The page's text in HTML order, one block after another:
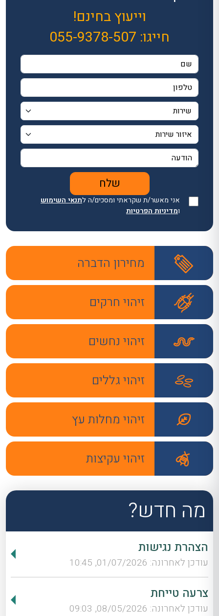
וייעוץ בחינם!
חייגו: 055-9378-507
אני מאשר/ת שקראתי ומסכים/ה לתנאי השימוש
ומדיניות הפרטיות
מחירון הדברה
זיהוי חרקים
זיהוי נחשים
זיהוי גללים
זיהוי מחלות עץ
זיהוי עקיצות
מה חדש?
הצהרת נגישות
עודכן לאחרונה: 01/07/2026, 10:45
צרעה טייחת
עודכן לאחרונה: 08/05/2026, 09:03